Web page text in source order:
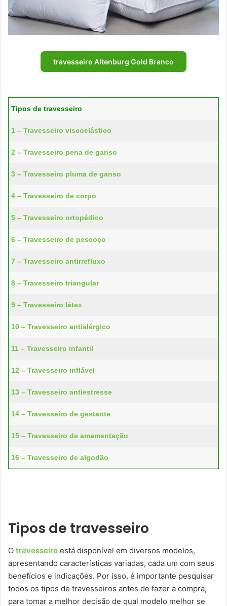
travesseiro Altenburg Gold Branco
Tipos de travesseiro
1 – Travesseiro viscoelástico
2 – Travesseiro pena de ganso
3 – Travesseiro pluma de ganso
4 – Travesseiro de corpo
5 – Travesseiro ortopédico
6 – Travesseiro de pescoço
7 – Travesseiro antirrefluxo
8 – Travesseiro triangular
9 – Travesseiro látex
10 – Travesseiro antialérgico
11 – Travesseiro infantil
12 – Travesseiro inflável
13 – Travesseiro antiestresse
14 – Travesseiro de gestante
15 – Travesseiro de amamentação
16 – Travesseiro de algodão
Tipos de travesseiro
O travesseiro está disponível em diversos modelos,
apresentando características variadas, cada um com seus
benefícios e indicações. Por isso, é importante pesquisar
todos os tipos de travesseiros antes de fazer a compra,
para tomar a melhor decisão de qual modelo melhor se